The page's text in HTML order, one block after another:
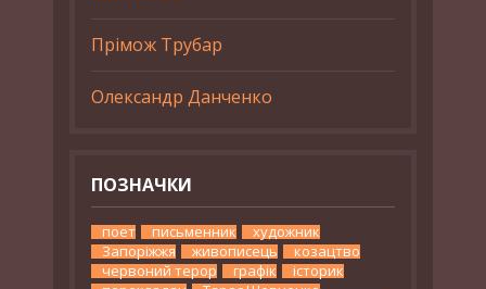
Прімож Трубар
Олександр Данченко
ПОЗНАЧКИ
поет письменник
художник
Запоріжжя
живописець
козацтво
червоний терор
графік
історик